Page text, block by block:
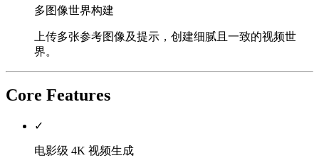
多图像世界构建
上传多张参考图像及提示，创建细腻且一致的视频世
界。
Core Features
✓
电影级 4K 视频生成